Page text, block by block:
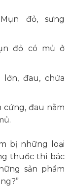
đỏ, sưng
đỏ có mủ ở
lớn, đau, chứa
cứng, đau nằm
bị những loại
thuốc thì bác
sản phẩm